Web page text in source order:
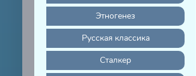
Этногенез
Русская классика
Сталкер